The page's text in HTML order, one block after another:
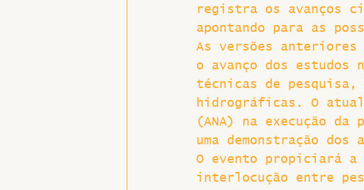
registra os avanços
apontando para as
As versões anteriores
o avanço dos estudos
técnicas de pesquisa,
hidrográficas. O atual
(ANA) na execução
uma demonstração dos
O evento propiciará a
interlocução entre